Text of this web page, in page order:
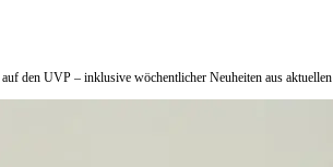
den UVP – inklusive wöchentlicher Neuheiten aus